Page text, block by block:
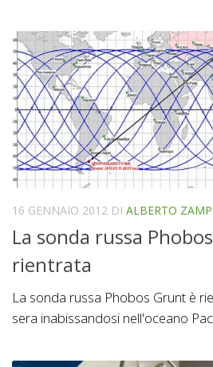
16 GENNAIO 2012 DI ALBERTO
La sonda russa
rientrata
La sonda russa Phobos Grunt è
sera inabissandosi nell'oceano